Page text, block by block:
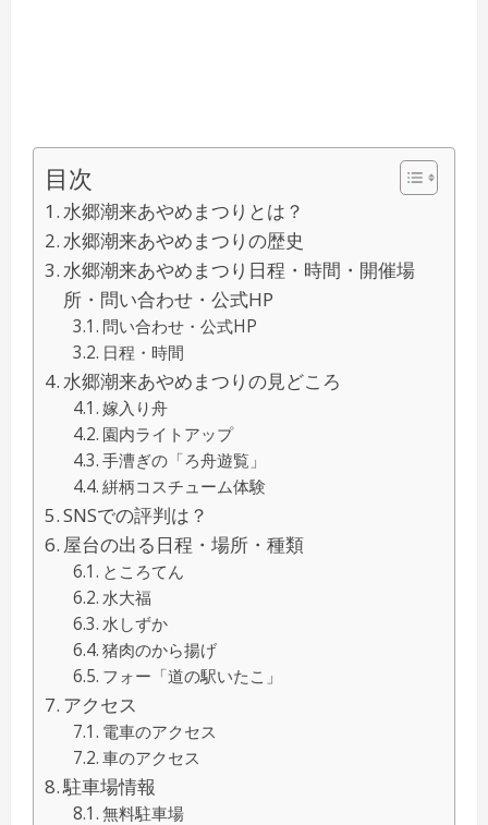
目次
水郷潮来あやめまつりとは？
水郷潮来あやめまつりの歴史
水郷潮来あやめまつり日程・時間・開催場
所・問い合わせ・公式HP
問い合わせ・公式HP
日程・時間
水郷潮来あやめまつりの見どころ
嫁入り舟
園内ライトアップ
手漕ぎの「ろ舟遊覧」
絣柄コスチューム体験
SNSでの評判は？
屋台の出る日程・場所・種類
ところてん
水大福
水しずか
猪肉のから揚げ
フォー「道の駅いたこ」
アクセス
電車のアクセス
車のアクセス
駐車場情報
無料駐車場